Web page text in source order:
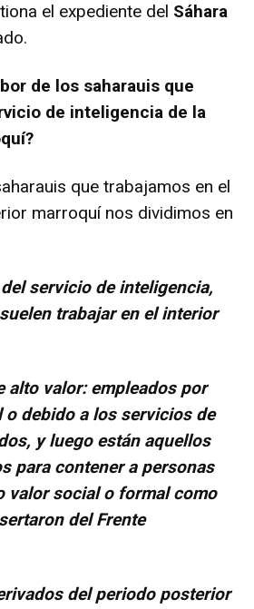
el expediente del Sáhara
de los saharauis que
de inteligencia de la
que trabajamos en el
marroquí nos dividimos en
servicio de inteligencia,
trabajar en el interior
alto valor: empleados por
o debido a los servicios de
y luego están aquellos
para contener a personas
valor social o formal como
del Frente
del periodo posterior